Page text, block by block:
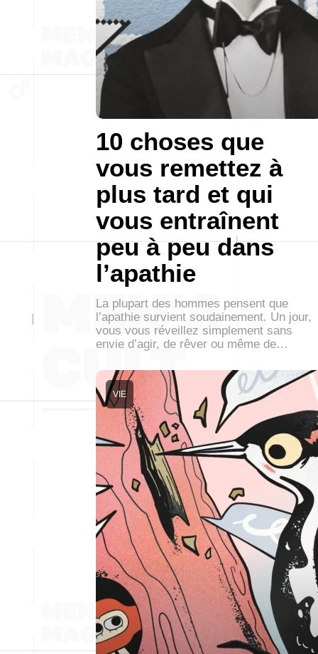
10 choses que
vous remettez à
plus tard et qui
vous entraînent
peu à peu dans
l’apathie
La plupart des hommes pensent que
l’apathie survient soudainement. Un jour,
vous vous réveillez simplement sans
envie d’agir, de rêver ou même de…
VIE